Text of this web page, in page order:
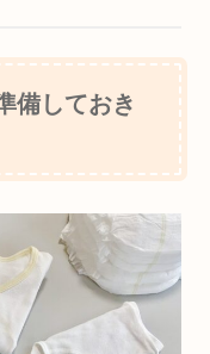
備しておき